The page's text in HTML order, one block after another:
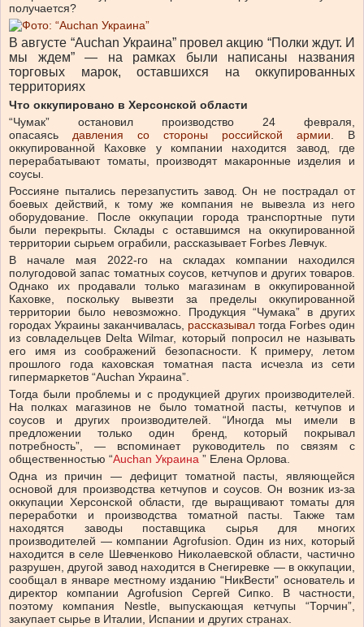
получается?
В августе “Auchan Украина” провел акцию “Полки ждут. И
мы ждем” — на рамках были написаны названия
торговых марок, оставшихся на оккупированных
территориях
Что оккупировано в Херсонской области
“Чумак” остановил производство 24 февраля,
опасаясь давления со стороны российской армии. В
оккупированной Каховке у компании находится завод, где
перерабатывают томаты, производят макаронные изделия и
соусы.
Россияне пытались перезапустить завод. Он не пострадал от
боевых действий, к тому же компания не вывезла из него
оборудование. После оккупации города транспортные пути
были перекрыты. Склады с оставшимся на оккупированной
территории сырьем ограбили, рассказывает Forbes Левчук.
В начале мая 2022-го на складах компании находился
полугодовой запас томатных соусов, кетчупов и других товаров.
Однако их продавали только магазинам в оккупированной
Каховке, поскольку вывезти за пределы оккупированной
территории было невозможно. Продукция “Чумака” в других
городах Украины заканчивалась, рассказывал тогда Forbes один
из совладельцев Delta Wilmar, который попросил не называть
его имя из соображений безопасности. К примеру, летом
прошлого года каховская томатная паста исчезла из сети
гипермаркетов “Auchan Украина”.
Тогда были проблемы и с продукцией других производителей.
На полках магазинов не было томатной пасты, кетчупов и
соусов и других производителей. “Иногда мы имели в
предложении только один бренд, который покрывал
потребность”, — вспоминает руководитель по связям с
общественностью “Auchan Украина ” Елена Орлова.
Одна из причин — дефицит томатной пасты, являющейся
основой для производства кетчупов и соусов. Он возник из-за
оккупации Херсонской области, где выращивают томаты для
переработки и производства томатной пасты. Также там
находятся заводы поставщика сырья для многих
производителей — компании Agrofusion. Один из них, который
находится в селе Шевченково Николаевской области, частично
разрушен, другой завод находится в Снегиревке — в оккупации,
сообщал в январе местному изданию “НикВести” основатель и
директор компании Agrofusion Сергей Сипко. В частности,
поэтому компания Nestle, выпускающая кетчупы “Торчин”,
закупает сырье в Италии, Испании и других странах.